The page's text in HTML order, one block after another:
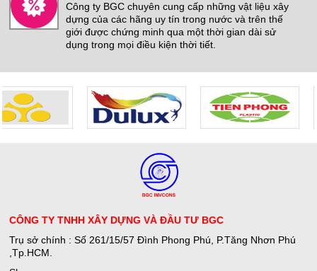
Công ty BGC chuyên cung cấp những vật liệu xây
dựng của các hãng uy tín trong nước và trên thế
giới được chứng minh qua một thời gian dài sử
dụng trong mọi điều kiện thời tiết.
CÔNG TY TNHH XÂY DỰNG VÀ ĐẦU TƯ BGC
Trụ sở chính : Số 261/15/57 Đình Phong Phú, P.Tăng Nhơn Phú
,Tp.HCM.